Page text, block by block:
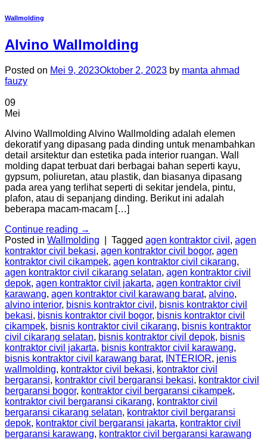
Wallmolding
Alvino Wallmolding
Posted on Mei 9, 2023Oktober 2, 2023 by manta ahmad
fauzy
09
Mei
Alvino Wallmolding Alvino Wallmolding adalah elemen
dekoratif yang dipasang pada dinding untuk menambahkan
detail arsitektur dan estetika pada interior ruangan. Wall
molding dapat terbuat dari berbagai bahan seperti kayu,
gypsum, poliuretan, atau plastik, dan biasanya dipasang
pada area yang terlihat seperti di sekitar jendela, pintu,
plafon, atau di sepanjang dinding. Berikut ini adalah
beberapa macam-macam […]
Continue reading →
Posted in Wallmolding Tagged agen kontraktor civil , agen
kontraktor civil bekasi, agen kontraktor civil bogor, agen
kontraktor civil cikampek, agen kontraktor civil cikarang,
agen kontraktor civil cikarang selatan, agen kontraktor civil
depok, agen kontraktor civil jakarta, agen kontraktor civil
karawang, agen kontraktor civil karawang barat, alvino,
alvino interior, bisnis kontraktor civil , bisnis kontraktor civil
bekasi, bisnis kontraktor civil bogor, bisnis kontraktor civil
cikampek, bisnis kontraktor civil cikarang, bisnis kontraktor
civil cikarang selatan, bisnis kontraktor civil depok, bisnis
kontraktor civil jakarta, bisnis kontraktor civil karawang,
bisnis kontraktor civil karawang barat, INTERIOR, jenis
wallmolding, kontraktor civil bekasi, kontraktor civil
bergaransi, kontraktor civil bergaransi bekasi, kontraktor civil
bergaransi bogor, kontraktor civil bergaransi cikampek,
kontraktor civil bergaransi cikarang, kontraktor civil
bergaransi cikarang selatan, kontraktor civil bergaransi
depok, kontraktor civil bergaransi jakarta, kontraktor civil
bergaransi karawang, kontraktor civil bergaransi karawang